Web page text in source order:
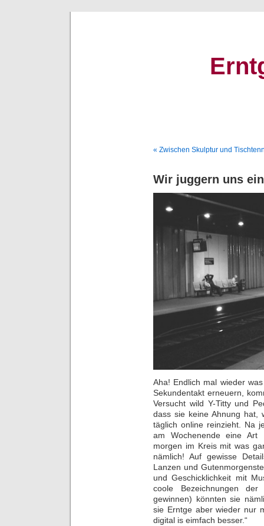
« Zwischen Skulptur und
Wir juggern uns
Aha! Endlich mal wieder
Sekundentakt erneuern,
Versucht wild Y-Titty und
dass sie keine Ahnung hat,
täglich online reinzieht. Na
am Wochenende eine Art
morgen im Kreis mit was
nämlich! Auf gewisse
Lanzen und
und Geschicklichkeit mit
coole Bezeichnungen
gewinnen) könnten sie
sie Erntge aber wieder nur
digital is eimfach besser.“